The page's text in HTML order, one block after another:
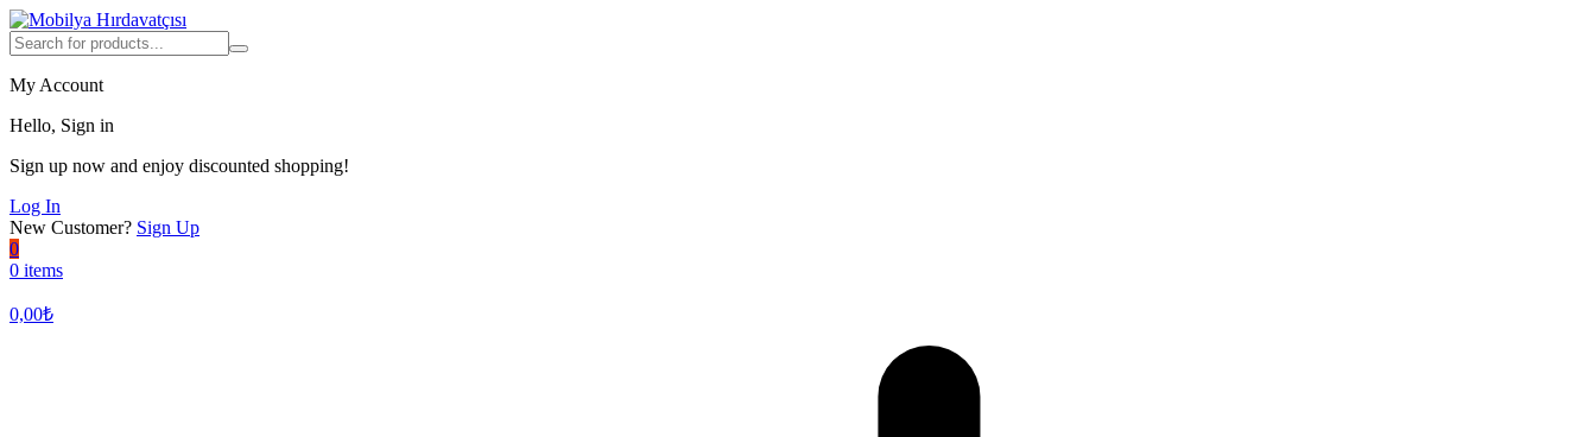
My Account
Hello, Sign in
Sign up now and enjoy discounted shopping!
Log In
New Customer? Sign Up
0
0 items
0,00₺